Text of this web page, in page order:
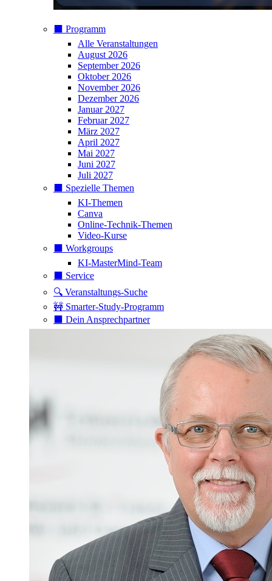
⬛️ Programm
Alle Veranstaltungen
August 2026
September 2026
Oktober 2026
November 2026
Dezember 2026
Januar 2027
Februar 2027
März 2027
April 2027
Mai 2027
Juni 2027
Juli 2027
⬛️ Spezielle Themen
KI-Themen
Canva
Online-Technik-Themen
Video-Kurse
⬛️ Workgroups
KI-MasterMind-Team
⬛️ Service
🔍 Veranstaltungs-Suche
🚧 Smarter-Study-Programm
⬛️ Dein Ansprechpartner